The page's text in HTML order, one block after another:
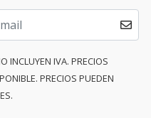
INCLUYEN IVA. PRECIOS
PRECIOS PUEDEN